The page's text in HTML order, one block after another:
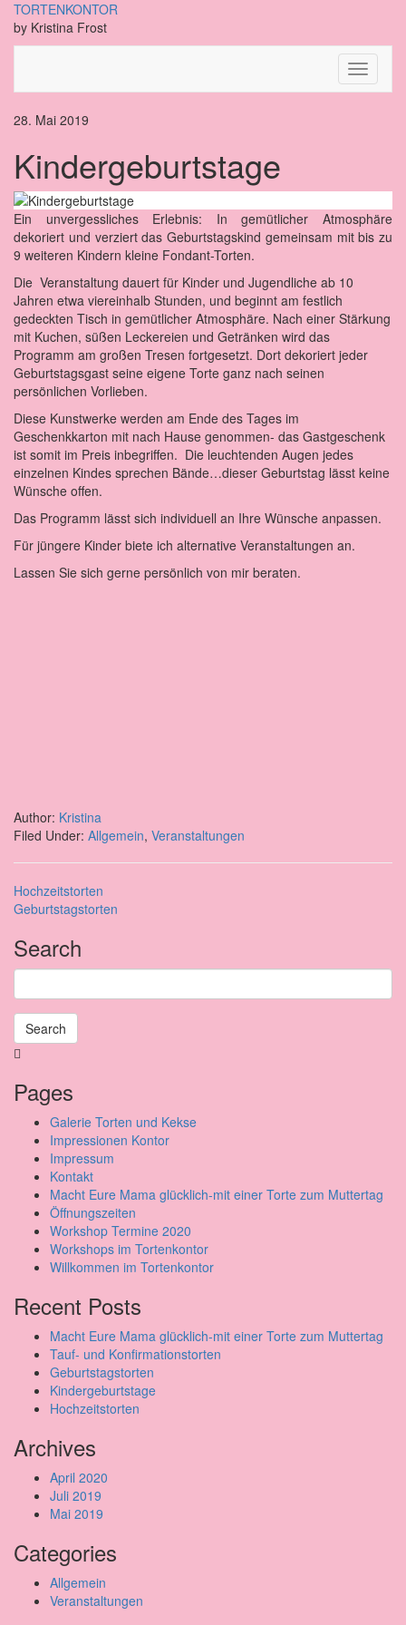
TORTENKONTOR
by Kristina Frost
Toggle
28. Mai 2019
Kindergeburtstage
Ein unvergessliches Erlebnis: In gemütlicher Atmosphäre
dekoriert und verziert das Geburtstagskind gemeinsam mit bis zu
9 weiteren Kindern kleine Fondant-Torten.
Die Veranstaltung dauert für Kinder und Jugendliche ab 10
Jahren etwa viereinhalb Stunden, und beginnt am festlich
gedeckten Tisch in gemütlicher Atmosphäre. Nach einer Stärkung
mit Kuchen, süßen Leckereien und Getränken wird das
Programm am großen Tresen fortgesetzt. Dort dekoriert jeder
Geburtstagsgast seine eigene Torte ganz nach seinen
persönlichen Vorlieben.
Diese Kunstwerke werden am Ende des Tages im
Geschenkkarton mit nach Hause genommen- das Gastgeschenk
ist somit im Preis inbegriffen. Die leuchtenden Augen jedes
einzelnen Kindes sprechen Bände…dieser Geburtstag lässt keine
Wünsche offen.
Das Programm lässt sich individuell an Ihre Wünsche anpassen.
Für jüngere Kinder biete ich alternative Veranstaltungen an.
Lassen Sie sich gerne persönlich von mir beraten.
Author: Kristina
Filed Under: Allgemein, Veranstaltungen
Hochzeitstorten
Geburtstagstorten
Search
Search
Pages
Galerie Torten und Kekse
Impressionen Kontor
Impressum
Kontakt
Macht Eure Mama glücklich-mit einer Torte zum Muttertag
Öffnungszeiten
Workshop Termine 2020
Workshops im Tortenkontor
Willkommen im Tortenkontor
Recent Posts
Macht Eure Mama glücklich-mit einer Torte zum Muttertag
Tauf- und Konfirmationstorten
Geburtstagstorten
Kindergeburtstage
Hochzeitstorten
Archives
April 2020
Juli 2019
Mai 2019
Categories
Allgemein
Veranstaltungen